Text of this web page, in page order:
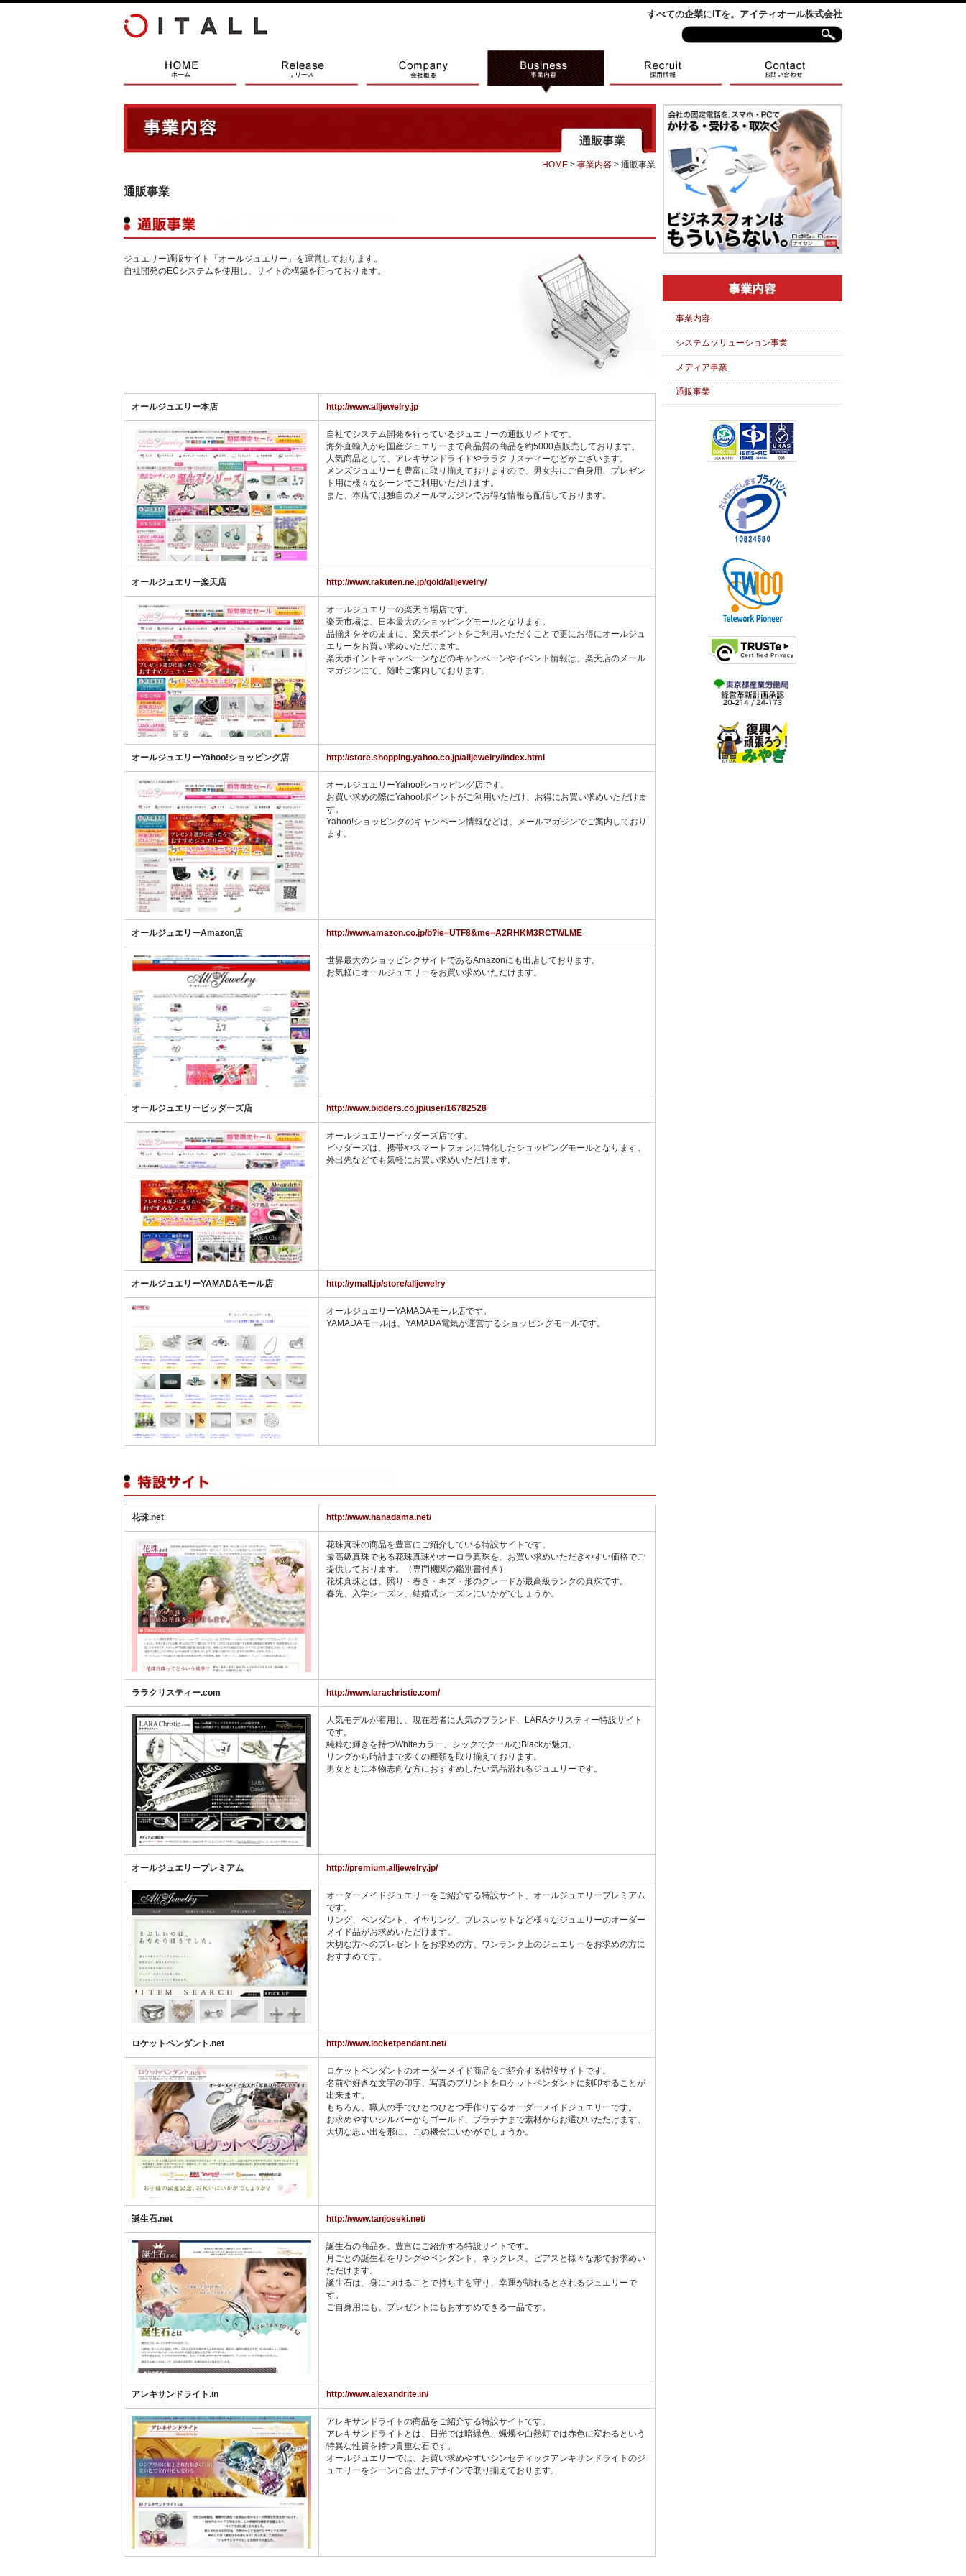
すべての企業にITを。アイティオール株式会社
HOME > 事業内容 > 通販事業
通販事業
ジュエリー通販サイト「オールジュエリー」を運営しております。
自社開発のECシステムを使用し、サイトの構築を行っております。
オールジュエリー本店 http://www.alljewelry.jp
自社でシステム開発を行っているジュエリーの通販サイトです。
海外直輸入から国産ジュエリーまで高品質の商品を約5000点販売しております。
人気商品として、アレキサンドライトやララクリスティーなどがございます。
メンズジュエリーも豊富に取り揃えておりますので、男女共にご自身用、プレゼン
ト用に様々なシーンでご利用いただけます。
また、本店では独自のメールマガジンでお得な情報も配信しております。
オールジュエリー楽天店 http://www.rakuten.ne.jp/gold/alljewelry/
オールジュエリーの楽天市場店です。
楽天市場は、日本最大のショッピングモールとなります。
品揃えをそのままに、楽天ポイントをご利用いただくことで更にお得にオールジュ
エリーをお買い求めいただけます。
楽天ポイントキャンペーンなどのキャンペーンやイベント情報は、楽天店のメール
マガジンにて、随時ご案内しております。
オールジュエリーYahoo!ショッピング店 http://store.shopping.yahoo.co.jp/alljewelry/index.html
オールジュエリーYahoo!ショッピング店です。
お買い求めの際にYahoo!ポイントがご利用いただけ、お得にお買い求めいただけま
す。
Yahoo!ショッピングのキャンペーン情報などは、メールマガジンでご案内しており
ます。
オールジュエリーAmazon店 http://www.amazon.co.jp/b?ie=UTF8&me=A2RHKM3RCTWLME
世界最大のショッピングサイトであるAmazonにも出店しております。
お気軽にオールジュエリーをお買い求めいただけます。
オールジュエリービッダーズ店 http://www.bidders.co.jp/user/16782528
オールジュエリービッダーズ店です。
ビッダーズは、携帯やスマートフォンに特化したショッピングモールとなります。
外出先などでも気軽にお買い求めいただけます。
オールジュエリーYAMADAモール店 http://ymall.jp/store/alljewelry
オールジュエリーYAMADAモール店です。
YAMADAモールは、YAMADA電気が運営するショッピングモールです。
花珠.net http://www.hanadama.net/
花珠真珠の商品を豊富にご紹介している特設サイトです。
最高級真珠である花珠真珠やオーロラ真珠を、お買い求めいただきやすい価格でご
提供しております。（専門機関の鑑別書付き）
花珠真珠とは、照り・巻き・キズ・形のグレードが最高級ランクの真珠です。
春先、入学シーズン、結婚式シーズンにいかがでしょうか。
ララクリスティー.com http://www.larachristie.com/
人気モデルが着用し、現在若者に人気のブランド、LARAクリスティー特設サイト
です。
純粋な輝きを持つWhiteカラー、シックでクールなBlackが魅力。
リングから時計まで多くの種類を取り揃えております。
男女ともに本物志向な方におすすめしたい気品溢れるジュエリーです。
オールジュエリープレミアム http://premium.alljewelry.jp/
オーダーメイドジュエリーをご紹介する特設サイト、オールジュエリープレミアム
です。
リング、ペンダント、イヤリング、ブレスレットなど様々なジュエリーのオーダー
メイド品がお求めいただけます。
大切な方へのプレゼントをお求めの方、ワンランク上のジュエリーをお求めの方に
おすすめです。
ロケットペンダント.net http://www.locketpendant.net/
ロケットペンダントのオーダーメイド商品をご紹介する特設サイトです。
名前や好きな文字の印字、写真のプリントをロケットペンダントに刻印することが
出来ます。
もちろん、職人の手でひとつひとつ手作りするオーダーメイドジュエリーです。
お求めやすいシルバーからゴールド、プラチナまで素材からお選びいただけます。
大切な思い出を形に。この機会にいかがでしょうか。
誕生石.net http://www.tanjoseki.net/
誕生石の商品を、豊富にご紹介する特設サイトです。
月ごとの誕生石をリングやペンダント、ネックレス、ピアスと様々な形でお求めい
ただけます。
誕生石は、身につけることで持ち主を守り、幸運が訪れるとされるジュエリーで
す。
ご自身用にも、プレゼントにもおすすめできる一品です。
アレキサンドライト.in http://www.alexandrite.in/
アレキサンドライトの商品をご紹介する特設サイトです。
アレキサンドライトとは、日光では暗緑色、蝋燭や白熱灯では赤色に変わるという
特異な性質を持つ貴重な石です。
オールジュエリーでは、お買い求めやすいシンセティックアレキサンドライトのジ
ュエリーをシーンに合せたデザインで取り揃えております。
事業内容
システムソリューション事業
メディア事業
通販事業